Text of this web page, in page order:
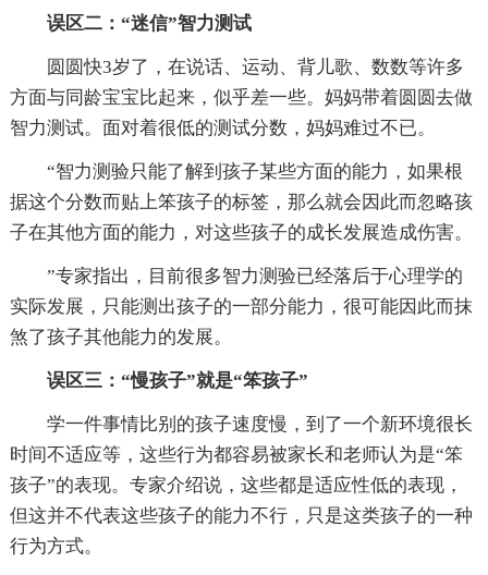
误区二：“迷信”智力测试
圆圆快3岁了，在说话、运动、背儿歌、数数等许多
方面与同龄宝宝比起来，似乎差一些。妈妈带着圆圆去做
智力测试。面对着很低的测试分数，妈妈难过不已。
“智力测验只能了解到孩子某些方面的能力，如果根
据这个分数而贴上笨孩子的标签，那么就会因此而忽略孩
子在其他方面的能力，对这些孩子的成长发展造成伤害。
”专家指出，目前很多智力测验已经落后于心理学的
实际发展，只能测出孩子的一部分能力，很可能因此而抹
煞了孩子其他能力的发展。
误区三：“慢孩子”就是“笨孩子”
学一件事情比别的孩子速度慢，到了一个新环境很长
时间不适应等，这些行为都容易被家长和老师认为是“笨
孩子”的表现。专家介绍说，这些都是适应性低的表现，
但这并不代表这些孩子的能力不行，只是这类孩子的一种
行为方式。